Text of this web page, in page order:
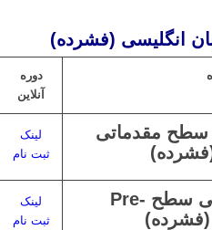
انگلیسی (فشرده)
دوره
آنلاین
سطح مقدماتی
لینک
ثبت نام
مکالمه زبان انگلیسی سطح Pre-
لینک
ثبت نام